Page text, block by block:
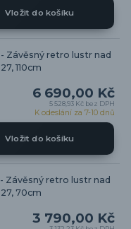
Vložit do košíku
Závěsný retro lustr nad
110cm
6 690,00 Kč
5 528,93 Kč bez DPH
K odeslání za 7-10 dnů
Vložit do košíku
Závěsný retro lustr nad
70cm
3 790,00 Kč